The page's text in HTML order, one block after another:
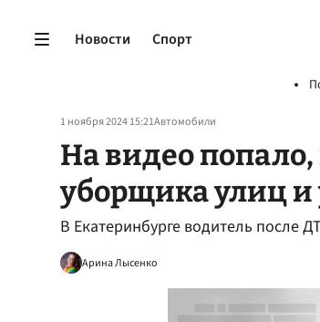
Новости Спорт
1 ноября 2024 15:21Автомобили
На видео
уборщика улиц и
В Екатеринбурге водитель после
Арина Лысенко